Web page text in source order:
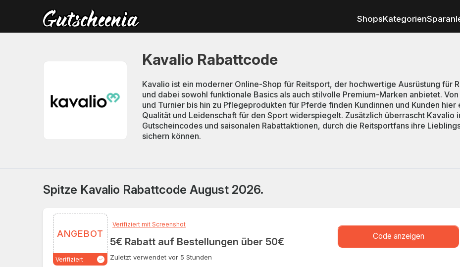
ShopsKategorien
Kavalio Rabattcode
Kavalio ist ein moderner Online-Shop für Reitsport, der hochwertige Ausrüstung für
und dabei sowohl funktionale Basics als auch stilvolle Premium-Marken anbietet.
und Turnier bis hin zu Pflegeprodukten für Pferde finden Kundinnen und Kunden
Qualität und Leidenschaft für den Sport widerspiegelt. Zusätzlich überrascht Kavalio
Gutscheincodes und saisonalen Rabattaktionen, durch die Reitsportfans ihre
sichern können.
Spitze Kavalio Rabattcode August 2026.
ANGEBOT
Verifiziert
Verifiziert mit Screenshot
5€ Rabatt auf Bestellungen über 50€
Zuletzt verwendet vor 5 Stunden
Code anzeigenXXXXT4W